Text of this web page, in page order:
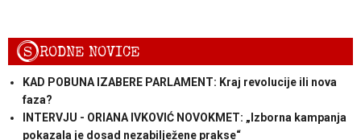
SRODNE NOVICE
KAD POBUNA IZABERE PARLAMENT: Kraj revolucije ili nova
faza?
INTERVJU - ORIANA IVKOVIĆ NOVOKMET: „Izborna kampanja
pokazala je dosad nezabilježene prakse“